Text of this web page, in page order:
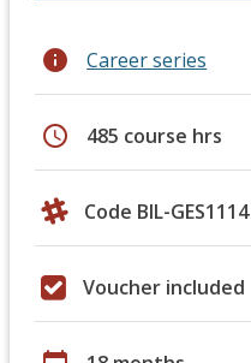
info Career series
schedule 485 course hrs
Code BIL-GES1114
Voucher included